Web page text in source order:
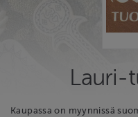
Lauri-
Kaupassa on myynnissä